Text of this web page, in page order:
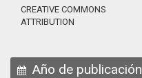
CREATIVE COMMONS
ATTRIBUTION
Año de publicación